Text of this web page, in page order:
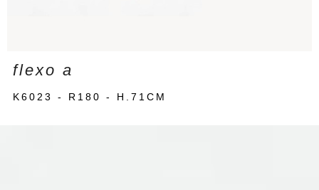
flexo a
K6023 - R180 - H.71CM